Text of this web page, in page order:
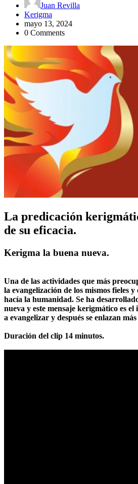
Juan Revilla
Kerigma
mayo 13, 2024
0 Comments
La predicación
de su eficacia.
Kerigma la buena nueva.
Una de las actividades que más
la evangelización de los mismos fieles
hacía la humanidad. Se ha
nueva y este mensaje kerigmático es el
a evangelizar y después se enlazan
Duración del clip 14 minutos.